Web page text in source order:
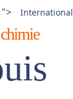
"> International